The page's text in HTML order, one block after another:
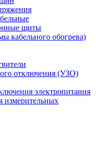
щиты
кабельного обогрева)
отключения (УЗО)
электропитания